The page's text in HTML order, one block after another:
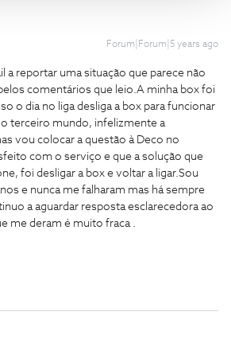
Forum|Forum|5 years ago
a reportar uma situação que parece não
comentários que leio.A minha box foi
o dia no liga desliga a box para funcionar
terceiro mundo, infelizmente a
vou colocar a questão à Deco no
com o serviço e que a solução que
foi desligar a box e voltar a ligar.Sou
e nunca me falharam mas há sempre
a aguardar resposta esclarecedora ao
me deram é muito fraca .